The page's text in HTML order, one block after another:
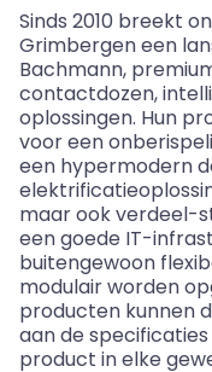
Sinds 2010 breekt
Grimbergen een
Bachmann,
contactdozen,
oplossingen. Hun
voor een
een hypermodern
maar ook verdeel-
een goede IT-
buitengewoon
modulair worden
producten kunnen
aan de
product in elke